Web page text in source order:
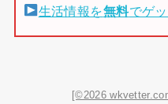
生活情報を無料でゲ
[©2026